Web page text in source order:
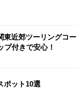
東近郊ツーリングコー
プ付きで安心！
ポット10選